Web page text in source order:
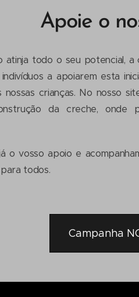
Apoie o
todo o seu potencial, a
a apoiarem esta
crianças. No nosso
da creche,
o vosso apoio e
todos.
Campanha